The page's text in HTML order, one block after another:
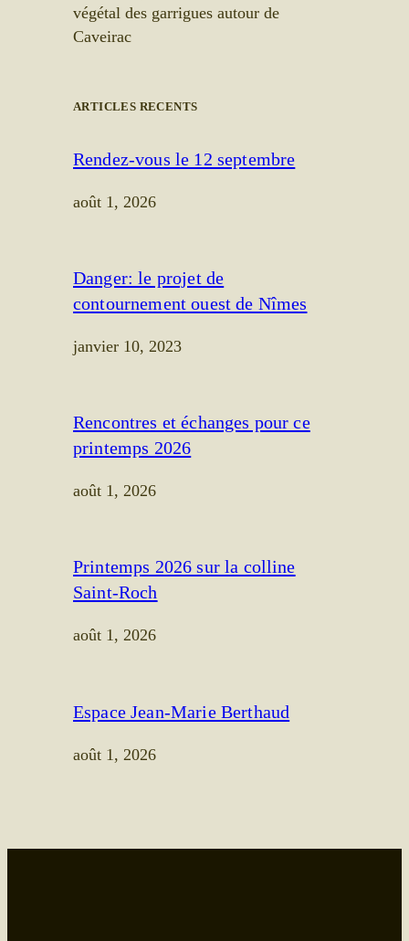
végétal des garrigues autour de
Caveirac
ARTICLES RECENTS
Rendez-vous le 12 septembre
août 1, 2026
Danger: le projet de
contournement ouest de Nîmes
janvier 10, 2023
Rencontres et échanges pour ce
printemps 2026
août 1, 2026
Printemps 2026 sur la colline
Saint-Roch
août 1, 2026
Espace Jean-Marie Berthaud
août 1, 2026